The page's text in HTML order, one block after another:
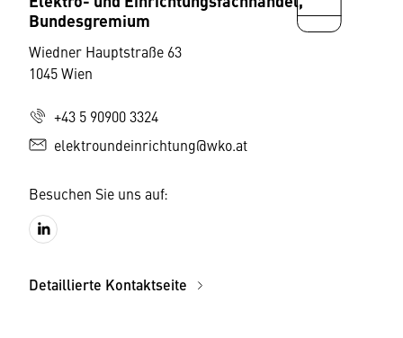
Bundesgremium
Wiedner Hauptstraße 63
1045 Wien
+43 5 90900 3324
elektroundeinrichtung@wko.at
Besuchen Sie uns auf:
Detaillierte Kontaktseite